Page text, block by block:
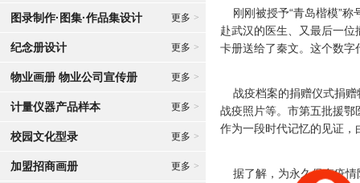
图录制作·图集·作品集设计 更多 >
纪念册设计 更多 >
物业画册 物业公司宣传册 更多 >
计量仪器产品样本 更多 >
校园文化型录 更多 >
加盟招商画册 更多 >
刚刚被授予“青岛楷模”称
赴武汉的医生、又最后一
卡册送给了秦文。这个数
战疫档案的捐赠仪式捐赠
战疫照片等。市第五批援
作为一段时代记忆的见证，
据了解，为永久保存疫情